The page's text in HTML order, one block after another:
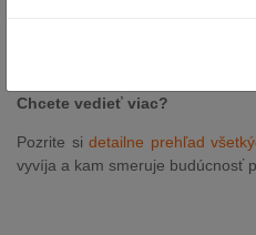
AI Chat – analýzy a
Chcete vedieť viac?
Pozrite si detailne prehľad
vyvíja a kam smeruje budúcnosť